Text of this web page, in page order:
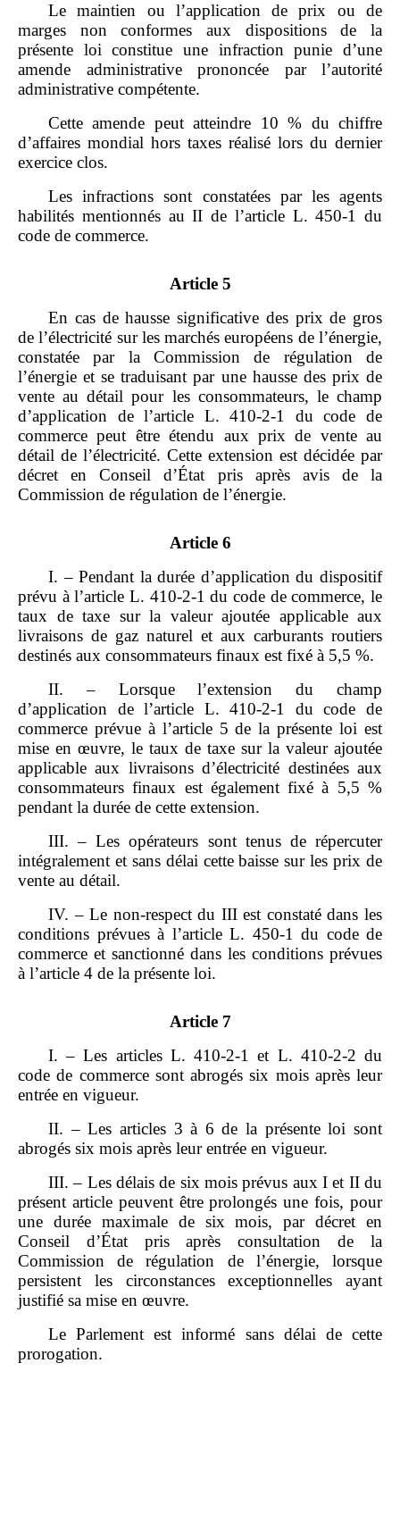
Le maintien ou l’application de prix ou de
marges non conformes aux dispositions de la
présente loi constitue une infraction punie d’une
amende administrative prononcée par l’autorité
administrative compétente.
Cette amende peut atteindre 10 % du chiffre
d’affaires mondial hors taxes réalisé lors du dernier
exercice clos.
Les infractions sont constatées par les agents
habilités mentionnés au II de l’article L. 450‑1 du
code de commerce.
Article 5
En cas de hausse significative des prix de gros
de l’électricité sur les marchés européens de l’énergie,
constatée par la Commission de régulation de
l’énergie et se traduisant par une hausse des prix de
vente au détail pour les consommateurs, le champ
d’application de l’article L. 410‑2‑1 du code de
commerce peut être étendu aux prix de vente au
détail de l’électricité. Cette extension est décidée par
décret en Conseil d’État pris après avis de la
Commission de régulation de l’énergie.
Article 6
I. – Pendant la durée d’application du dispositif
prévu à l’article L. 410‑2‑1 du code de commerce, le
taux de taxe sur la valeur ajoutée applicable aux
livraisons de gaz naturel et aux carburants routiers
destinés aux consommateurs finaux est fixé à 5,5 %.
II. – Lorsque l’extension du champ
d’application de l’article L. 410‑2‑1 du code de
commerce prévue à l’article 5 de la présente loi est
mise en œuvre, le taux de taxe sur la valeur ajoutée
applicable aux livraisons d’électricité destinées aux
consommateurs finaux est également fixé à 5,5 %
pendant la durée de cette extension.
III. – Les opérateurs sont tenus de répercuter
intégralement et sans délai cette baisse sur les prix de
vente au détail.
IV. – Le non‑respect du III est constaté dans les
conditions prévues à l’article L. 450‑1 du code de
commerce et sanctionné dans les conditions prévues
à l’article 4 de la présente loi.
Article 7
I. – Les articles L. 410‑2‑1 et L. 410‑2‑2 du
code de commerce sont abrogés six mois après leur
entrée en vigueur.
II. – Les articles 3 à 6 de la présente loi sont
abrogés six mois après leur entrée en vigueur.
III. – Les délais de six mois prévus aux I et II du
présent article peuvent être prolongés une fois, pour
une durée maximale de six mois, par décret en
Conseil d’État pris après consultation de la
Commission de régulation de l’énergie, lorsque
persistent les circonstances exceptionnelles ayant
justifié sa mise en œuvre.
Le Parlement est informé sans délai de cette
prorogation.